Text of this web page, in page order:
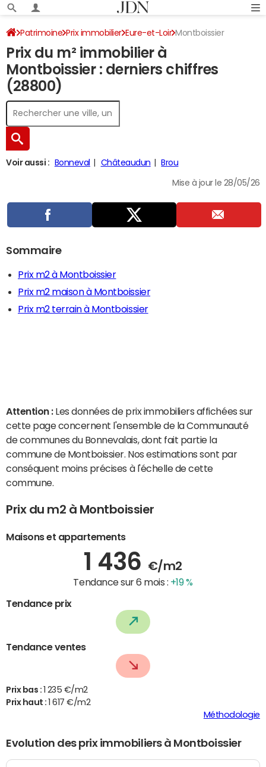
Patrimoine Prix immobilier Eure-et-Loir Montboissier
Prix du m² immobilier à
Montboissier : derniers chiffres
(28800)
Voir aussi : Bonneval Châteaudun Brou
Mise à jour le 28/05/26
Sommaire
Prix m2 à Montboissier
Prix m2 maison à Montboissier
Prix m2 terrain à Montboissier
Attention : Les données de prix immobiliers affichées sur
cette page concernent l'ensemble de la Communauté
de communes du Bonnevalais, dont fait partie la
commune de Montboissier. Nos estimations sont par
conséquent moins précises à l'échelle de cette
commune.
Prix du m2 à Montboissier
Maisons et appartements
1 436 €/m2
Tendance sur 6 mois : +19 %
Tendance prix
Tendance ventes
Prix bas :
1 235 €/m2
Prix haut :
1 617 €/m2
Méthodologie
Evolution des prix immobiliers à Montboissier